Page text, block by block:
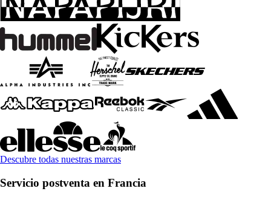
Descubre todas nuestras marcas
Servicio postventa en Francia